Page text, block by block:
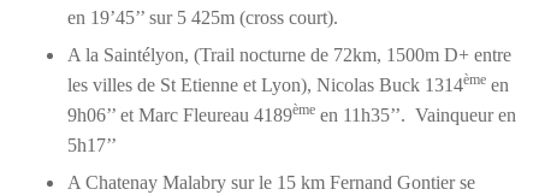
en 19’45’’ sur 5 425m (cross court).
A la Saintélyon, (Trail nocturne de 72km, 1500m D+ entre
les villes de St Etienne et Lyon), Nicolas Buck 1314ème en
9h06’’ et Marc Fleureau 4189ème en 11h35’’. Vainqueur en
5h17’’
A Chatenay Malabry sur le 15 km Fernand Gontier se